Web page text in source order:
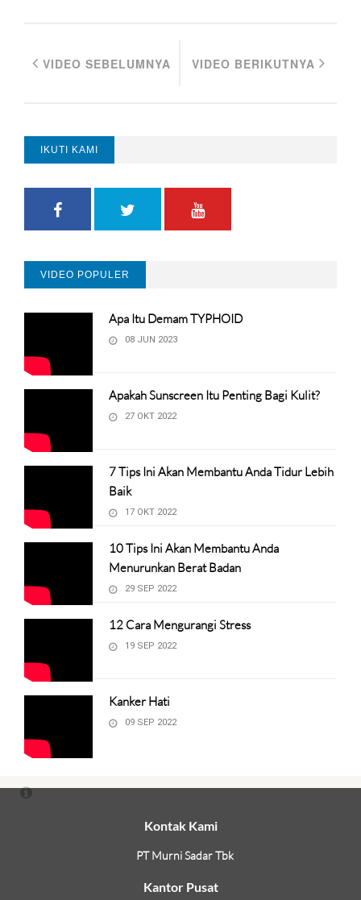
VIDEO SEBELUMNYA VIDEO BERIKUTNYA
IKUTI KAMI
VIDEO POPULER
Apa Itu Demam TYPHOID
08 JUN 2023
Apakah Sunscreen Itu Penting Bagi Kulit?
27 OKT 2022
7 Tips Ini Akan Membantu Anda Tidur Lebih
Baik
17 OKT 2022
10 Tips Ini Akan Membantu Anda
Menurunkan Berat Badan
29 SEP 2022
12 Cara Mengurangi Stress
19 SEP 2022
Kanker Hati
09 SEP 2022
Kontak Kami
PT Murni Sadar Tbk
Kantor Pusat